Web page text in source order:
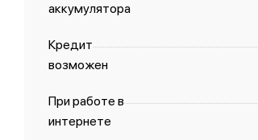
аккумулятора
Кредит
возможен
При работе в
интернете